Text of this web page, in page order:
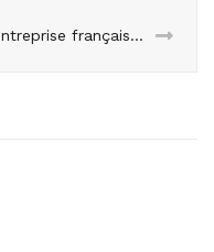
JC BORDELET : une entreprise française et créative